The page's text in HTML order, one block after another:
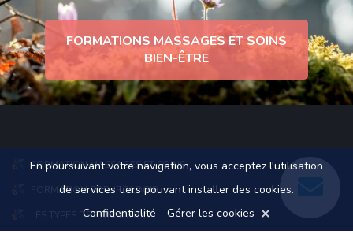
FORMATIONS MASSAGES ET SOINS
BIEN-ÊTRE
FORMATION MASSAGES ET SOINS
FORMATION SOPHROLOGIE
LES TYPES DE FORMATION
En poursuivant votre navigation, vous acceptez l'utilisation
de services tiers pouvant installer des cookies.
Confidentialité -Gérer les cookies